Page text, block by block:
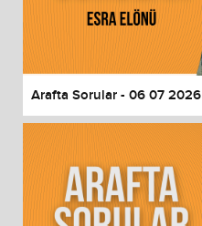
Arafta Sorular - 06 07 2026